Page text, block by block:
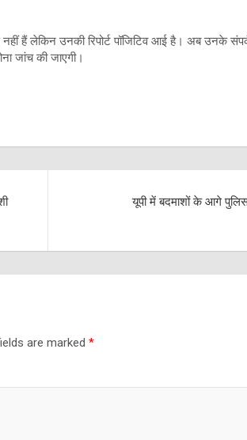
हैं लेकिन उनकी रिपोर्ट पॉजिटिव आई है। अब उनके
जांच की जाएगी।
यूपी में बदमाशों के आगे
are marked *